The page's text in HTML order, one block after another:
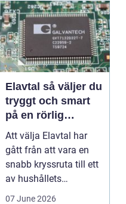
Elavtal så väljer du
tryggt och smart
på en rörlig
elmarknad
Att välja Elavtal har
gått från att vara en
snabb kryssruta till ett
av hushållets
viktigaste ekonom...
07 June 2026